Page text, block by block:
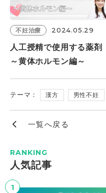
不妊治療 2024.05.29
人工授精で使用する薬剤
～黄体ホルモン編～
テーマ： 漢方 男性不妊
一覧へ戻る
RANKING
⼈気記事
1